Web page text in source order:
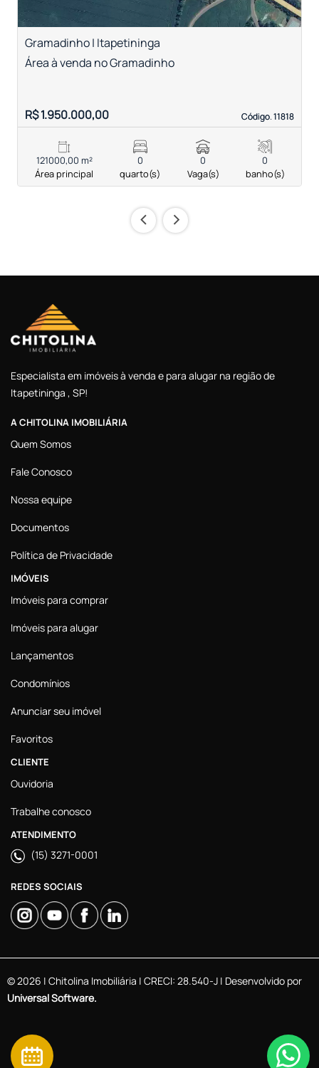
Gramadinho | Itapetininga
Código. 11818
Código. 11818
Área à venda no Gramadinho
R$ 1.950.000,00
121000,00 m²
Área principal
0
quarto(s)
0
Vaga(s)
0
banho(s)
‹ ›
Especialista em imóveis à venda e para alugar na região de
Itapetininga , SP!
A CHITOLINA IMOBILIÁRIA
Quem Somos
Fale Conosco
Nossa equipe
Documentos
Política de Privacidade
IMÓVEIS
Imóveis para comprar
Imóveis para alugar
Lançamentos
Condomínios
Anunciar seu imóvel
Favoritos
CLIENTE
Ouvidoria
Trabalhe conosco
ATENDIMENTO
(15) 3271-0001
REDES SOCIAIS
© 2026 | Chitolina Imobiliária | CRECI: 28.540-J | Desenvolvido por
Universal Software.